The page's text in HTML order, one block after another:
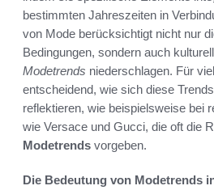
bestimmten Jahreszeiten in
von Mode berücksichtigt nicht nur
Bedingungen, sondern auch
Modetrends niederschlagen. Für
entscheidend, wie sich diese
reflektieren, wie beispielsweise bei
wie Versace und Gucci, die oft die
Modetrends vorgeben.
Die Bedeutung von Modetrends